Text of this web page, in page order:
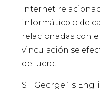
Internet
informático o de
relacionadas con
vinculación se
de lucro.
ST. George´ s